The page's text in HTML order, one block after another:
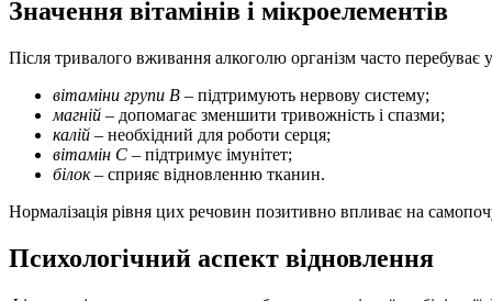
Значення вітамінів і мікроелементів
Після тривалого вживання алкоголю організм часто
вітаміни групи B – підтримують нервову систему;
магній – допомагає зменшити тривожність і спазми;
калій – необхідний для роботи серця;
вітамін C – підтримує імунітет;
білок– сприяє відновленню тканин.
Нормалізація рівня цих речовин позитивно впливає на
Психологічний аспект відновлення